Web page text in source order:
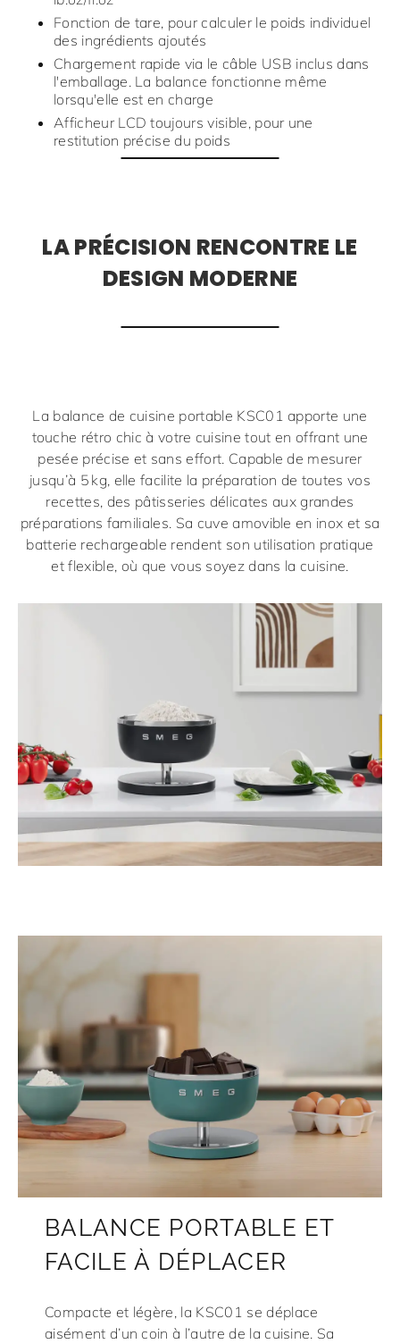
Fonction de tare, pour calculer le poids individuel
des ingrédients ajoutés
Chargement rapide via le câble USB inclus dans
l'emballage. La balance fonctionne même
lorsqu'elle est en charge
Afficheur LCD toujours visible, pour une
restitution précise du poids
LA PRÉCISION RENCONTRE LE
DESIGN MODERNE
La balance de cuisine portable KSC01 apporte une
touche rétro chic à votre cuisine tout en offrant une
pesée précise et sans effort. Capable de mesurer
jusqu’à 5 kg, elle facilite la préparation de toutes vos
recettes, des pâtisseries délicates aux grandes
préparations familiales. Sa cuve amovible en inox et sa
batterie rechargeable rendent son utilisation pratique
et flexible, où que vous soyez dans la cuisine.
BALANCE PORTABLE ET
FACILE À DÉPLACER
Compacte et légère, la KSC01 se déplace
aisément d’un coin à l’autre de la cuisine. Sa